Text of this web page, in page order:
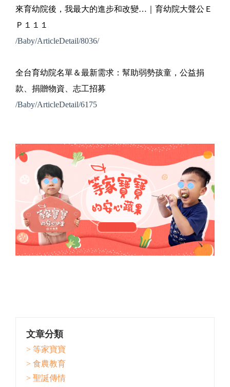
來育幼院後，我最大的進步和改變…｜育幼院大聲公Ｅ
Ｐ１１１
/Baby/ArticleDetail/8036/
全台育幼院名單＆最新需求：幫助弱勢孩童，公益捐
款、捐贈物資、志工招募
/Baby/ArticleDetail/6175
文章分類
> 等家寶寶
> 食農教育
> 聖誕傳情